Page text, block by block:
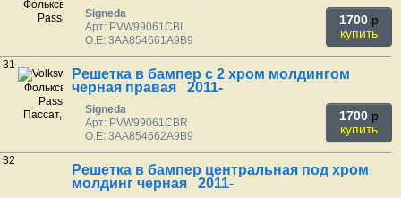
Signeda
Арт: PVW99061CBL
O.E: 3AA854661A9B9
1700 p
купить
31
Решетка в бампер с 2 хром молдингом
черная правая 2011-
Signeda
Арт: PVW99061CBR
O.E: 3AA854662A9B9
1700 p
купить
32
Решетка в бампер центральная под хром
молдинг черная 2011-